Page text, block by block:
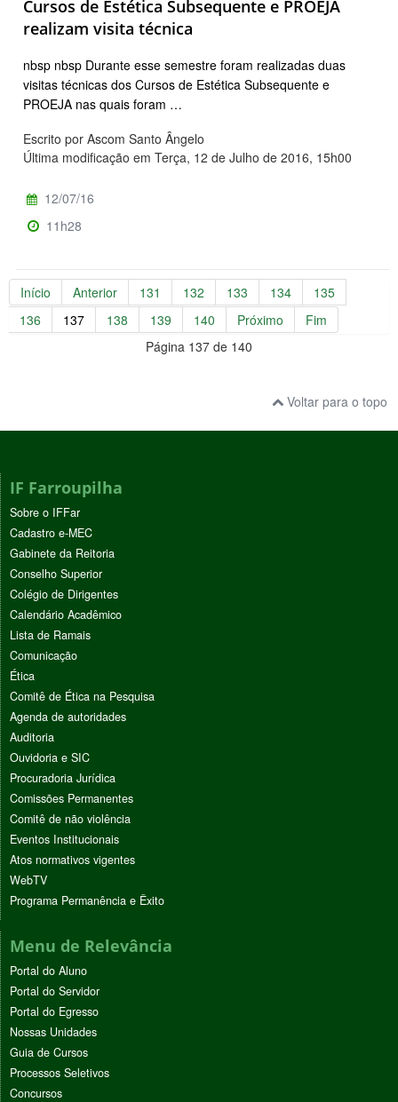
Cursos de Estética Subsequente e PROEJA
realizam visita técnica
nbsp nbsp Durante esse semestre foram realizadas duas
visitas técnicas dos Cursos de Estética Subsequente e
PROEJA nas quais foram …
Escrito por Ascom Santo Ângelo
Última modificação em Terça, 12 de Julho de 2016, 15h00
12/07/16
11h28
Início Anterior 131 132 133 134
135
136
137 138 139 140 Próximo
Fim
Página 137 de 140
Voltar para o topo
IF Farroupilha
Sobre o IFFar
Cadastro e-MEC
Gabinete da Reitoria
Conselho Superior
Colégio de Dirigentes
Calendário Acadêmico
Lista de Ramais
Comunicação
Ética
Comitê de Ética na Pesquisa
Agenda de autoridades
Auditoria
Ouvidoria e SIC
Procuradoria Jurídica
Comissões Permanentes
Comitê de não violência
Eventos Institucionais
Atos normativos vigentes
WebTV
Programa Permanência e Êxito
Menu de Relevância
Portal do Aluno
Portal do Servidor
Portal do Egresso
Nossas Unidades
Guia de Cursos
Processos Seletivos
Concursos